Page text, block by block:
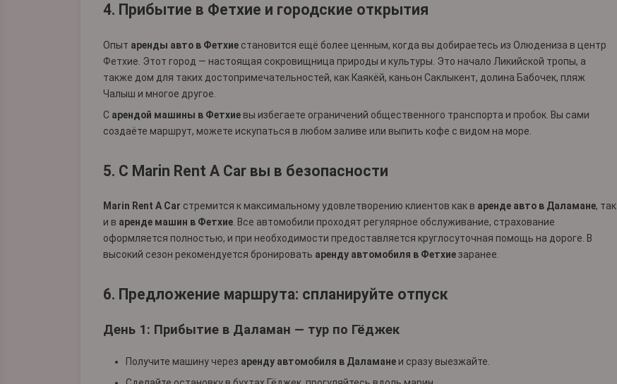
4. Прибытие в Фетхие и городские открытия
Опыт аренды авто в Фетхие становится ещё более ценным, когда вы добираетесь из Олюдениза в центр
Фетхие. Этот город — настоящая сокровищница природы и культуры. Это начало Ликийской тропы, а
также дом для таких достопримечательностей, как Каякёй, каньон Саклыкент, долина Бабочек, пляж
Чалыш и многое другое.
С арендой машины в Фетхиевы избегаете ограничений общественного транспорта и пробок. Вы сами
создаёте маршрут, можете искупаться в любом заливе или выпить кофе с видом на море.
5. С Marin Rent A Car вы в безопасности
Marin Rent A Car стремится к максимальному удовлетворению клиентов как в аренде авто в Даламане, так
и в аренде машин в Фетхие . Все автомобили проходят регулярное обслуживание, страхование
оформляется полностью, и при необходимости предоставляется круглосуточная помощь на дороге. В
высокий сезон рекомендуется бронировать аренду автомобиля в Фетхиезаранее.
6. Предложение маршрута: спланируйте отпуск
День 1: Прибытие в Даламан — тур по Гёджек
Получите машину через аренду автомобиля в Даламанеи сразу выезжайте.